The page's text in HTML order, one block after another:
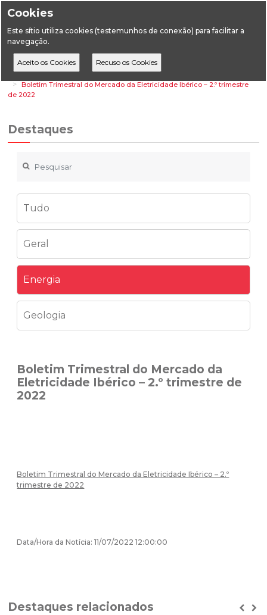
Cookies
Este sítio utiliza cookies (testemunhos de conexão) para facilitar a
navegação.
HomeDestaques
Energia
Boletim Trimestral do Mercado da Eletricidade Ibérico – 2.º trimestre
de 2022
Destaques
Tudo
Geral
Energia
Geologia
Boletim Trimestral do Mercado da
Eletricidade Ibérico – 2.º trimestre de
2022
Boletim Trimestral do Mercado da Eletricidade Ibérico – 2.º
trimestre de 2022
Data/Hora da Notícia: 11/07/2022 12:00:00
Destaques relacionados